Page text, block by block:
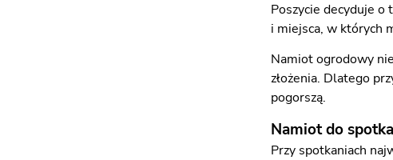
Poszycie decyduje o
i miejsca, w których
Namiot ogrodowy
złożenia. Dlatego
pogorszą.
Namiot do
Przy spotkaniach